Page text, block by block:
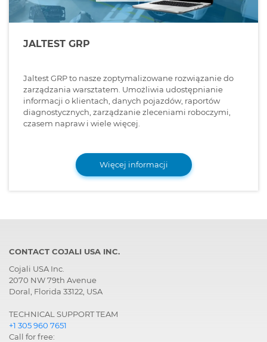
JALTEST GRP
Jaltest GRP to nasze zoptymalizowane rozwiązanie do
zarządzania warsztatem. Umożliwia udostępnianie
informacji o klientach, danych pojazdów, raportów
diagnostycznych, zarządzanie zleceniami roboczymi,
czasem napraw i wiele więcej.
Więcej informacji
CONTACT COJALI USA INC.
Cojali USA Inc.
2070 NW 79th Avenue
Doral, Florida 33122, USA
TECHNICAL SUPPORT TEAM
+1 305 960 7651
Call for free: